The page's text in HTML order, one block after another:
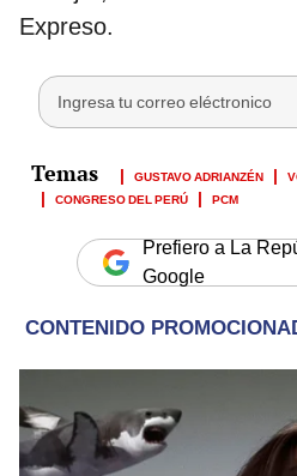
Expreso.
GUSTAVO ADRIANZÉN
CONGRESO DEL PERÚ
PCM
Prefiero a La
Google